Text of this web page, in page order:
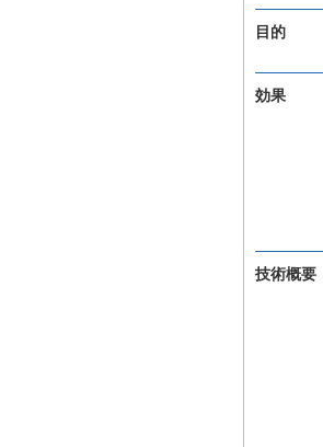
目的
効果
技術概要